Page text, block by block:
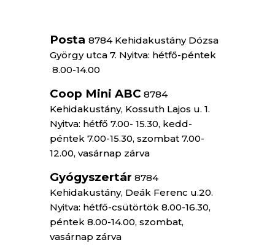
Posta 8784 Kehidakustány Dózsa
György utca 7. Nyitva: hétfő-péntek
8.00-14.00
Coop Mini ABC8784
Kehidakustány, Kossuth Lajos u. 1.
Nyitva: hétfő 7.00- 15.30, kedd-
péntek 7.00-15.30, szombat 7.00-
12.00, vasárnap zárva
Gyógyszertár 8784
Kehidakustány, Deák Ferenc u.20.
Nyitva: hétfő-csütörtök 8.00-16.30,
péntek 8.00-14.00, szombat,
vasárnap zárva